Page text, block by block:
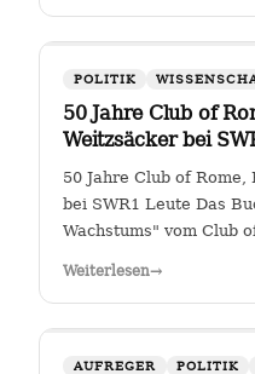
POLITIK
50 Jahre Club of
Weitzsäcker bei
50 Jahre Club of
bei SWR1 Leute Das
Wachstums" vom Club
Weiterlesen→
AUFREGER POLITIK